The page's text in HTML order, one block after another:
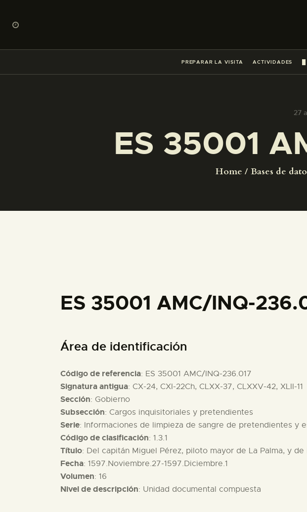
PREPARAR LA VISITA ACTIVIDADES
27
ES 35001
Home Bases de
PREPARAR LA
ACTIVIDADES
█
COLECCIONES
DIDÁCTICA
█
DIDÁCTICA
ESPAÑOL
ES 35001 AMC/INQ-
Área de identificación
Código de referencia: ES 35001 AMC/INQ-236.017
Signatura antigua: CX-24, CXI-22Ch, CLXX-37, CLXXV-42, XLII-11
Sección: Gobierno
Subsección: Cargos inquisitoriales y pretendientes
Serie: Informaciones de limpieza de sangre de pretendientes y
Código de clasificación: 1.3.1
Título: Del capitán Miguel Pérez, piloto mayor de La Palma, y
Fecha: 1597.Noviembre.27-1597.Diciembre.1
Volumen: 16
Nivel de descripción: Unidad documental compuesta